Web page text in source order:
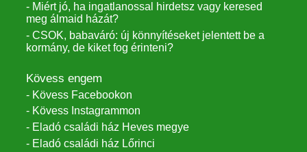
- Miért jó, ha ingatlanossal hirdetsz vagy keresed
meg álmaid házát?
- CSOK, babaváró: új könnyítéseket jelentett be a
kormány, de kiket fog érinteni?
Kövess engem
- Kövess Facebookon
- Kövess Instagrammon
- Eladó családi ház Heves megye
- Eladó családi ház Lőrinci